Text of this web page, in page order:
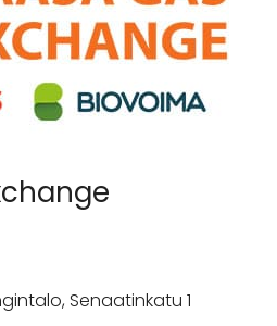
Senaatinkatu 1